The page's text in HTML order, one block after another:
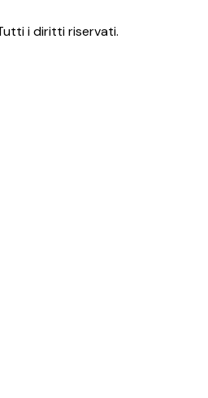
i diritti riservati.